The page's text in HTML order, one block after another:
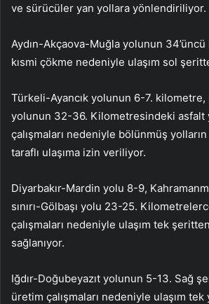
ve sürücüler yan yollara yönlendiriliyor.
Aydın-Akçaova-Muğla yolunun
kısmi çökme nedeniyle ulaşım sol
Türkeli-Ayancık yolunun 6-7.
yolunun 32-36. Kilometresindeki asfalt
çalışmaları nedeniyle bölünmüş
taraflı ulaşıma izin veriliyor.
Diyarbakır-Mardin yolu 8-9,
sınırı-Gölbaşı yolu 23-25.
çalışmaları nedeniyle ulaşım tek
sağlanıyor.
Iğdır-Doğubeyazıt yolunun 5-13. Sağ
üretim çalışmaları nedeniyle ulaşım